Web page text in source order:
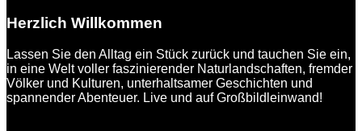
Herzlich Willkommen
Lassen Sie den Alltag ein Stück zurück und tauchen Sie ein,
in eine Welt voller faszinierender Naturlandschaften, fremder
Völker und Kulturen, unterhaltsamer Geschichten und
spannender Abenteuer. Live und auf Großbildleinwand!